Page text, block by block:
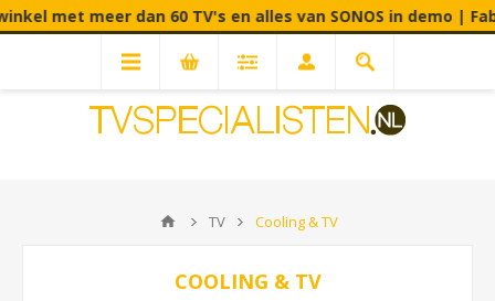
met meer dan 60 TV's en alles van SONOS in demo |
TV Cooling & TV
COOLING & TV